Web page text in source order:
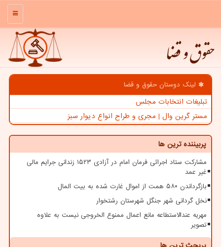
منو
حقوق و قضا
لینک دوستان حقوق و قضا
تبلیغات انتخابات مجلس
مستر گرین وال | مجری و طراح انواع دیوار سبز
پربیننده ترین ها
مشارکت ستاد اجرائی فرمان امام در آزادی ۱۵۲۳ زندانی جرایم مالی
غیر عمد
بازگرداندن ۵۸۰ همت از اموال غارت شده به بیت المال
نخل گردانی شهر جنگل شهرستان رشتخوار
مهریه عندالاستطاعه مانع اعمال ممنوع الخروجی نیست به علاوه
تصویر